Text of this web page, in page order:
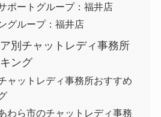
ポートグループ：福井店
グループ：福井店
別チャットレディ事務所
ング
ャットレディ事務所おすすめ
わら市のチャットレディ事務